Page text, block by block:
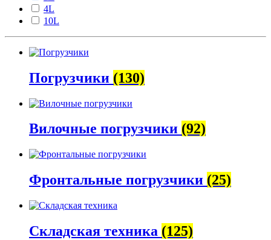
4L
10L
Погрузчики (130)
Вилочные погрузчики (92)
Фронтальные погрузчики (25)
Складская техника (125)